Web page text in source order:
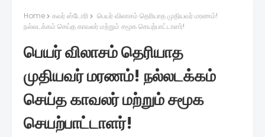
Home கவர் ஸ்டோரி
பெயர் விலாசம் தெரியாத முதியவர் மரணம்!
நல்லடக்கம் செய்த காவலர் மற்றும் சமூக செயற்பாட்டாளர்!
பெயர் விலாசம் தெரியாத
முதியவர் மரணம்! நல்லடக்கம்
செய்த காவலர் மற்றும் சமூக
செயற்பாட்டாளர்!